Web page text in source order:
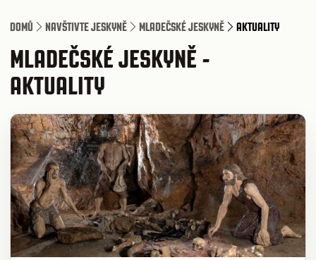
DOMŮ NAVŠTIVTE JESKYNĚ MLADEČSKÉ JESKYNĚ AKTUALITY
MLADEČSKÉ JESKYNĚ -
AKTUALITY